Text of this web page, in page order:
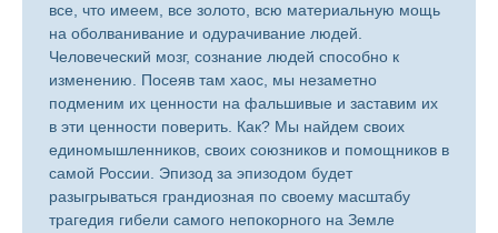
все, что имеем, все золото, всю материальную мощь
на оболванивание и одурачивание людей.
Человеческий мозг, сознание людей способно к
изменению. Посеяв там хаос, мы незаметно
подменим их ценности на фальшивые и заставим их
в эти ценности поверить. Как? Мы найдем своих
единомышленников, своих союзников и помощников в
самой России. Эпизод за эпизодом будет
разыгрываться грандиозная по своему масштабу
трагедия гибели самого непокорного на Земле